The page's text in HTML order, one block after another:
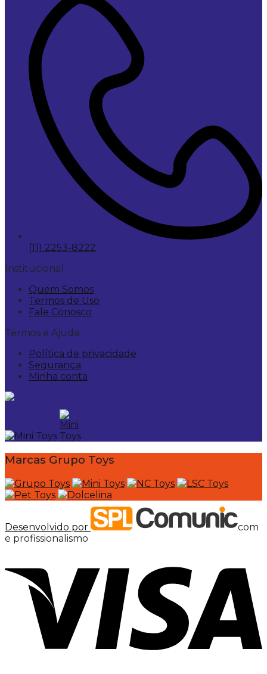
(11) 2253-8222
Institucional
Quem Somos
Termos de Uso
Fale Conosco
Termos e Ajuda
Política de privacidade
Segurança
Minha conta
Marcas Grupo Toys
Desenvolvido por
com
e profissionalismo